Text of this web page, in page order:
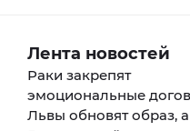
Лента новостей
Раки закрепят
эмоциональные
Львы обновят образ, а